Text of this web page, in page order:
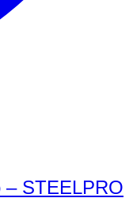
– STEELPRO